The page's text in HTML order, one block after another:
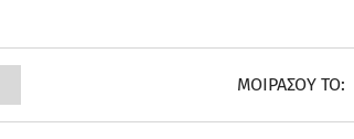
ΜΟΙΡΑΣΟΥ ΤΟ: